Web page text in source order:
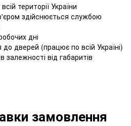
території України
здійснюється службою
дні
дверей (працює по всій Україні)
залежності від габаритів
замовлення